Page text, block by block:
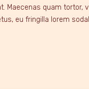
Maecenas quam tortor,
eu fringilla lorem